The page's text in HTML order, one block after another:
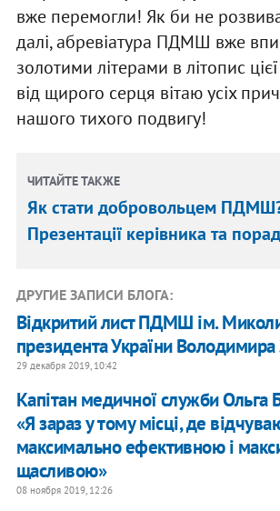
вже перемогли! Як би не
далі, абревіатура ПДМШ вже
золотими літерами в літопис
від щирого серця вітаю усіх
нашого тихого подвигу!
ЧИТАЙТЕ ТАКЖЕ
Як стати добровольцем
Презентації керівника та
ДРУГИЕ ЗАПИСИ БЛОГА:
Відкритий лист ПДМШ ім.
президента України Володимира
29 декабря 2019, 10:42
Капітан медичної служби Ольга
«Я зараз у тому місці, де
максимально ефективною і
щасливою»
08 ноября 2019, 12:26